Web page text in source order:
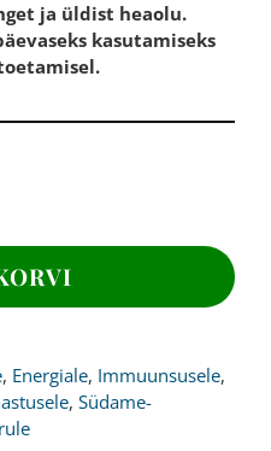
ja üldist heaolu.
kasutamiseks
, Energiale, Immuunsusele,
, Südame-